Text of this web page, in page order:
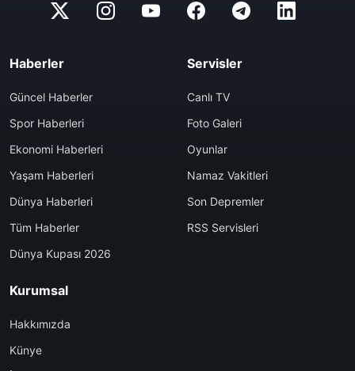
Haberler
Güncel Haberler
Spor Haberleri
Ekonomi Haberleri
Yaşam Haberleri
Dünya Haberleri
Tüm Haberler
Dünya Kupası 2026
Servisler
Canlı TV
Foto Galeri
Oyunlar
Namaz Vakitleri
Son Depremler
RSS Servisleri
Kurumsal
Hakkımızda
Künye